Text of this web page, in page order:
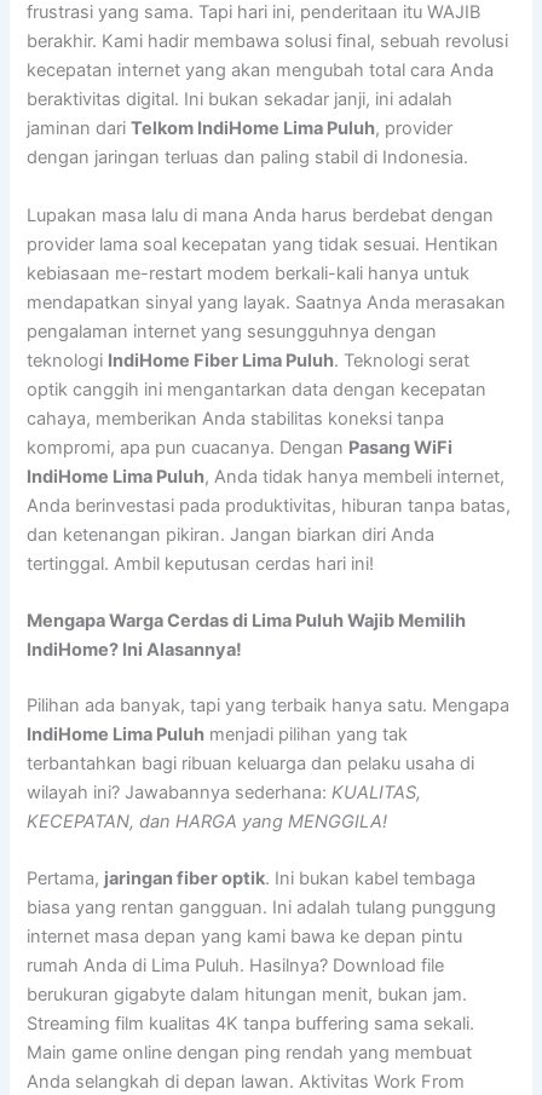
frustrasi yang sama. Tapi hari ini, penderitaan itu WAJIB
berakhir. Kami hadir membawa solusi final, sebuah revolusi
kecepatan internet yang akan mengubah total cara Anda
beraktivitas digital. Ini bukan sekadar janji, ini adalah
jaminan dariTelkom IndiHome Lima Puluh, provider
dengan jaringan terluas dan paling stabil di Indonesia.
Lupakan masa lalu di mana Anda harus berdebat dengan
provider lama soal kecepatan yang tidak sesuai. Hentikan
kebiasaan me-restart modem berkali-kali hanya untuk
mendapatkan sinyal yang layak. Saatnya Anda merasakan
pengalaman internet yang sesungguhnya dengan
teknologi IndiHome Fiber Lima Puluh. Teknologi serat
optik canggih ini mengantarkan data dengan kecepatan
cahaya, memberikan Anda stabilitas koneksi tanpa
kompromi, apa pun cuacanya. Dengan Pasang WiFi
IndiHome Lima Puluh, Anda tidak hanya membeli internet,
Anda berinvestasi pada produktivitas, hiburan tanpa batas,
dan ketenangan pikiran. Jangan biarkan diri Anda
tertinggal. Ambil keputusan cerdas hari ini!
Mengapa Warga Cerdas di Lima Puluh Wajib Memilih
IndiHome? Ini Alasannya!
Pilihan ada banyak, tapi yang terbaik hanya satu. Mengapa
IndiHome Lima Puluh menjadi pilihan yang tak
terbantahkan bagi ribuan keluarga dan pelaku usaha di
wilayah ini? Jawabannya sederhana:KUALITAS,
KECEPATAN, dan HARGA yang MENGGILA!
Pertama, jaringan fiber optik. Ini bukan kabel tembaga
biasa yang rentan gangguan. Ini adalah tulang punggung
internet masa depan yang kami bawa ke depan pintu
rumah Anda di Lima Puluh. Hasilnya? Download file
berukuran gigabyte dalam hitungan menit, bukan jam.
Streaming film kualitas 4K tanpa buffering sama sekali.
Main game online dengan ping rendah yang membuat
Anda selangkah di depan lawan. Aktivitas Work From